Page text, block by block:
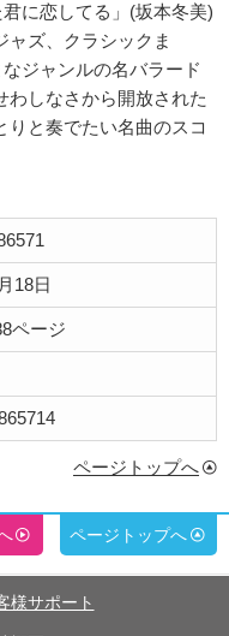
に恋してる」(坂本冬美)
ャズ、クラシックま
ジャンルの名バラード
わしなさから開放された
と奏でたい名曲のスコ
18日
ページ
ページトップへ
ページトップへ
様サポート